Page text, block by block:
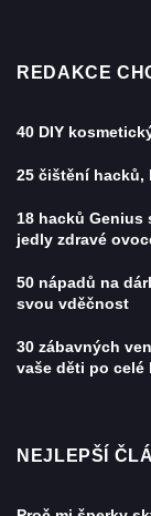
REDAKCE
40 DIY
25 čištění hacků,
18 hacků
jedly zdravé
50 nápadů na
svou vděčnost
30 zábavných
vaše děti po celé
NEJLEPŠÍ